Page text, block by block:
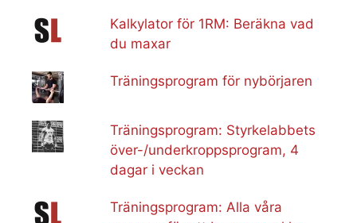
Kalkylator för 1RM: Beräkna vad
du maxar
Träningsprogram för nybörjaren
Träningsprogram: Styrkelabbets
över-/underkroppsprogram, 4
dagar i veckan
Träningsprogram: Alla våra